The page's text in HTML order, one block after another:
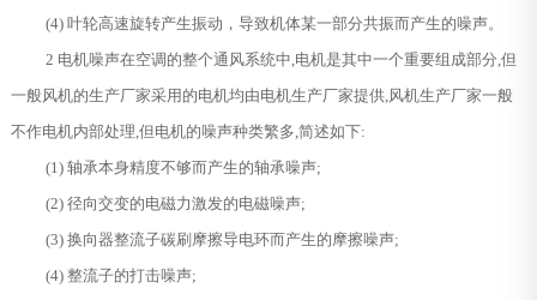
(4) 叶轮高速旋转产生振动，导致机体某一部分共振而产生的噪声。
2 电机噪声在空调的整个通风系统中,电机是其中一个重要组成部分,但
一般风机的生产厂家采用的电机均由电机生产厂家提供,风机生产厂家一般
不作电机内部处理,但电机的噪声种类繁多,简述如下:
(1) 轴承本身精度不够而产生的轴承噪声;
(2) 径向交变的电磁力激发的电磁噪声;
(3) 换向器整流子碳刷摩擦导电环而产生的摩擦噪声;
(4) 整流子的打击噪声;